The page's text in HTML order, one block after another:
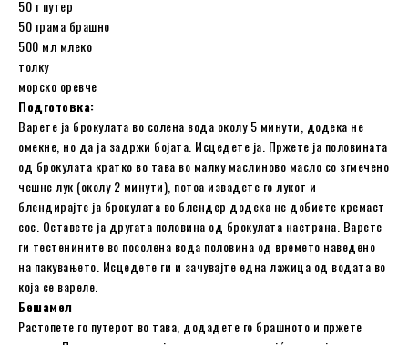
50 г путер
50 грама брашно
500 мл млеко
толку
морско оревче
Подготовка:
Варете ја брокулата во солена вода околу 5 минути, додека не
омекне, но да ја задржи бојата. Исцедете ја. Пржете ја половината
од брокулата кратко во тава во малку маслиново масло со згмечено
чешне лук (околу 2 минути), потоа извадете го лукот и
блендирајте ја брокулата во блендер додека не добиете кремаст
сос. Оставете ја другата половина од брокулата настрана. Варете
ги тестенините во посолена вода половина од времето наведено
на пакувањето. Исцедете ги и зачувајте една лажица од водата во
која се вареле.
Бешамел
Растопете го путерот во тава, додадете го брашното и пржете